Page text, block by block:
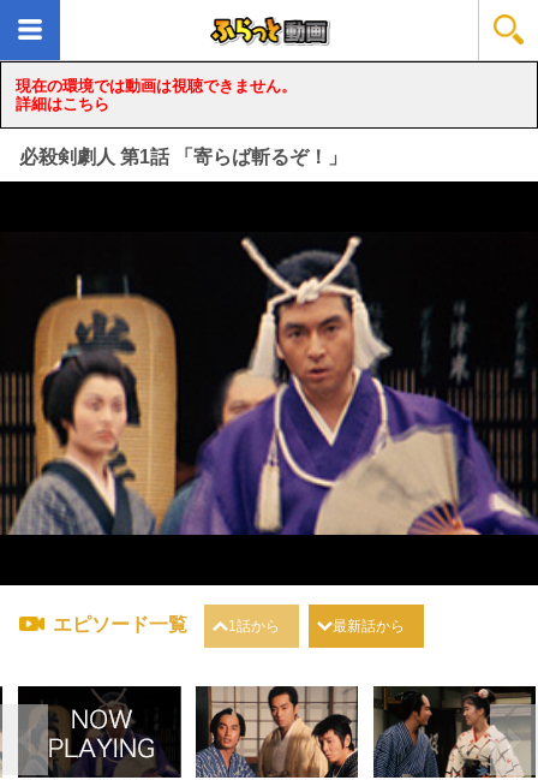
現在の環境では動画は視聴できません。
詳細はこちら
必殺剣劇人 第1話 「寄らば斬るぞ！」
loading...
エピソード一覧 1話から 最新話から